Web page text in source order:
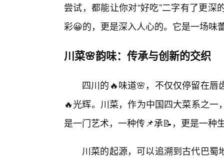
尝试，都能让你对“好吃”二字有了更
彩😀的，更是深入人心的。它是一场味
川菜🌸韵味：传承与创新的交织
四川的🔥味道🌸，不仅仅停留在
🔥光辉。川菜，作为中国四大菜系之
是一门艺术，一种传📌承📝，更是一种
川菜的起源，可以追溯到古代巴